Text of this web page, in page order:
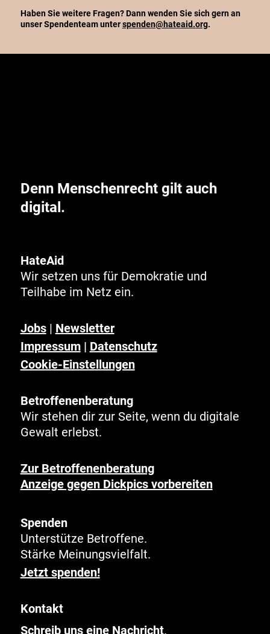
Haben Sie weitere Fragen? Dann wenden Sie sich gern an
unser Spendenteam unterspenden@hateaid.org.
Denn Menschenrecht gilt auch
digital.
HateAid
Wir setzen uns für Demokratie und
Teilhabe im Netz ein.
Jobs | Newsletter
Impressum | Datenschutz
Cookie-Einstellungen
Betroffenenberatung
Wir stehen dir zur Seite, wenn du digitale
Gewalt erlebst.
Zur Betroffenenberatung
Anzeige gegen Dickpics vorbereiten
Spenden
Unterstütze Betroffene.
Stärke Meinungsvielfalt.
Jetzt spenden!
Kontakt
Schreib uns eine Nachricht.